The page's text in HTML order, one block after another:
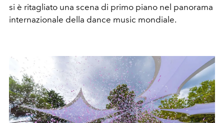
si è ritagliato una scena di primo piano nel panorama
internazionale della dance music mondiale.